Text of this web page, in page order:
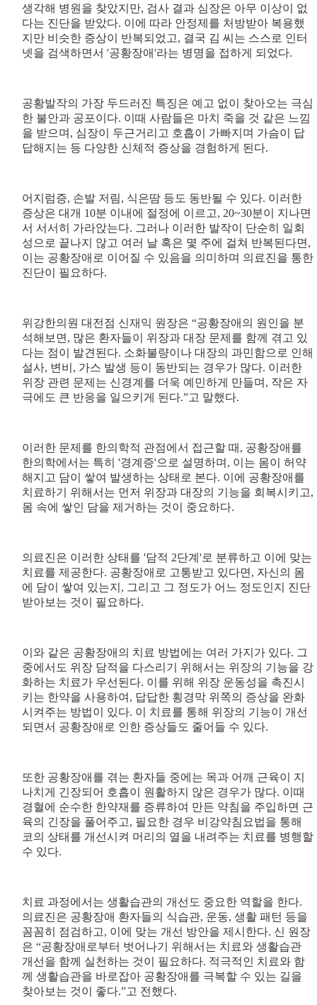
생각해 병원을 찾았지만, 검사 결과 심장은 아무 이상이 없
다는 진단을 받았다. 이에 따라 안정제를 처방받아 복용했
지만 비슷한 증상이 반복되었고, 결국 김 씨는 스스로 인터
넷을 검색하면서 '공황장애'라는 병명을 접하게 되었다.
공황발작의 가장 두드러진 특징은 예고 없이 찾아오는 극심
한 불안과 공포이다. 이때 사람들은 마치 죽을 것 같은 느낌
을 받으며, 심장이 두근거리고 호흡이 가빠지며 가슴이 답
답해지는 등 다양한 신체적 증상을 경험하게 된다.
어지럼증, 손발 저림, 식은땀 등도 동반될 수 있다. 이러한
증상은 대개 10분 이내에 절정에 이르고, 20~30분이 지나면
서 서서히 가라앉는다. 그러나 이러한 발작이 단순히 일회
성으로 끝나지 않고 여러 날 혹은 몇 주에 걸쳐 반복된다면,
이는 공황장애로 이어질 수 있음을 의미하며 의료진을 통한
진단이 필요하다.
위강한의원 대전점 신재익 원장은 “공황장애의 원인을 분
석해보면, 많은 환자들이 위장과 대장 문제를 함께 겪고 있
다는 점이 발견된다. 소화불량이나 대장의 과민함으로 인해
설사, 변비, 가스 발생 등이 동반되는 경우가 많다. 이러한
위장 관련 문제는 신경계를 더욱 예민하게 만들며, 작은 자
극에도 큰 반응을 일으키게 된다.”고 말했다.
이러한 문제를 한의학적 관점에서 접근할 때, 공황장애를
한의학에서는 특히 '경계증'으로 설명하며, 이는 몸이 허약
해지고 담이 쌓여 발생하는 상태로 본다. 이에 공황장애를
치료하기 위해서는 먼저 위장과 대장의 기능을 회복시키고,
몸 속에 쌓인 담을 제거하는 것이 중요하다.
의료진은 이러한 상태를 '담적 2단계'로 분류하고 이에 맞는
치료를 제공한다. 공황장애로 고통받고 있다면, 자신의 몸
에 담이 쌓여 있는지, 그리고 그 정도가 어느 정도인지 진단
받아보는 것이 필요하다.
이와 같은 공황장애의 치료 방법에는 여러 가지가 있다. 그
중에서도 위장 담적을 다스리기 위해서는 위장의 기능을 강
화하는 치료가 우선된다. 이를 위해 위장 운동성을 촉진시
키는 한약을 사용하여, 답답한 횡경막 위쪽의 증상을 완화
시켜주는 방법이 있다. 이 치료를 통해 위장의 기능이 개선
되면서 공황장애로 인한 증상들도 줄어들 수 있다.
또한 공황장애를 겪는 환자들 중에는 목과 어깨 근육이 지
나치게 긴장되어 호흡이 원활하지 않은 경우가 많다. 이때
경혈에 순수한 한약재를 증류하여 만든 약침을 주입하면 근
육의 긴장을 풀어주고, 필요한 경우 비강약침요법을 통해
코의 상태를 개선시켜 머리의 열을 내려주는 치료를 병행할
수 있다.
치료 과정에서는 생활습관의 개선도 중요한 역할을 한다.
의료진은 공황장애 환자들의 식습관, 운동, 생활 패턴 등을
꼼꼼히 점검하고, 이에 맞는 개선 방안을 제시한다. 신 원장
은 “공황장애로부터 벗어나기 위해서는 치료와 생활습관
개선을 함께 실천하는 것이 필요하다. 적극적인 치료와 함
께 생활습관을 바로잡아 공황장애를 극복할 수 있는 길을
찾아보는 것이 좋다.”고 전했다.